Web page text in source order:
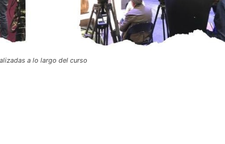
a lo largo del curso